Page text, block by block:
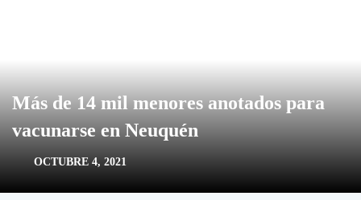
Más de 14 mil menores anotados para
vacunarse en Neuquén
OCTUBRE 4, 2021